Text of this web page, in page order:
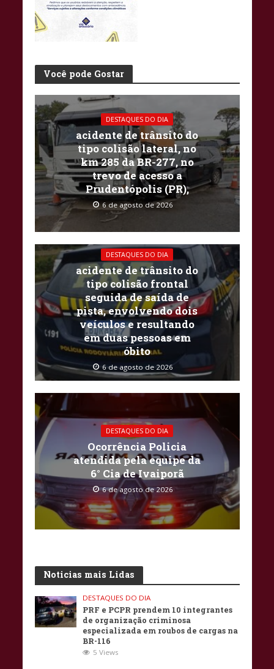
Você pode Gostar
DESTAQUES DO DIA
acidente de trânsito do
tipo colisão lateral, no
km 285 da BR-277, no
trevo de acesso a
Prudentópolis (PR),
6 de agosto de 2026
DESTAQUES DO DIA
acidente de trânsito do
tipo colisão frontal
seguida de saída de
pista, envolvendo dois
veículos e resultando
em duas pessoas em
óbito
6 de agosto de 2026
DESTAQUES DO DIA
Ocorrência Policia
atendida pela equipe da
6° Cia de Ivaiporã
6 de agosto de 2026
Noticias mais Lidas
DESTAQUES DO DIA
PRF e PCPR prendem 10 integrantes
de organização criminosa
especializada em roubos de cargas na
BR-116
5 Views